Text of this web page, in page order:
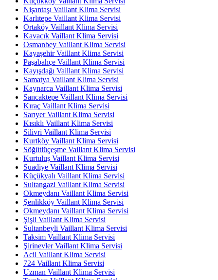
Nişantaşı Vaillant Klima Servisi
Karlıtepe Vaillant Klima Servisi
Ortaköy Vaillant Klima Servisi
Kavacık Vaillant Klima Servisi
Osmanbey Vaillant Klima Servisi
Kayaşehir Vaillant Klima Servisi
Paşabahçe Vaillant Klima Servisi
Kayışdağı Vaillant Klima Servisi
Samatya Vaillant Klima Servisi
Kaynarca Vaillant Klima Servisi
Sancaktepe Vaillant Klima Servisi
Kıraç Vaillant Klima Servisi
Sarıyer Vaillant Klima Servisi
Kısıklı Vaillant Klima Servisi
Silivri Vaillant Klima Servisi
Kurtköy Vaillant Klima Servisi
Söğütlüçeşme Vaillant Klima Servisi
Kurtuluş Vaillant Klima Servisi
Suadiye Vaillant Klima Servisi
Küçükyalı Vaillant Klima Servisi
Sultangazi Vaillant Klima Servisi
Okmeydanı Vaillant Klima Servisi
Şenlikköy Vaillant Klima Servisi
Okmeydanı Vaillant Klima Servisi
Şişli Vaillant Klima Servisi
Sultanbeyli Vaillant Klima Servisi
Taksim Vaillant Klima Servisi
Şirinevler Vaillant Klima Servisi
Acil Vaillant Klima Servisi
724 Vaillant Klima Servisi
Uzman Vaillant Klima Servisi